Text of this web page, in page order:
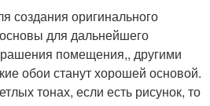
создания оригинального
для дальнейшего
помещения,, другими
обои станут хорошей основой.
тонах, если есть рисунок, то